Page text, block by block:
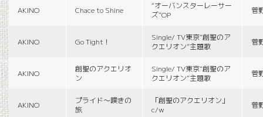
AKINO Chace to Shine
“オーバンスターレーサー
ズ”OP
菅
AKINO Go Tight！
Single/ TV東京“創聖のア
クエリオン”主題歌
菅
AKINO
創聖のアクエリオ
ン
Single/ TV東京“創聖のア
クエリオン”主題歌
菅
AKINO
プライド〜嘆きの
旅
「創聖のアクエリオン」
c/w
菅